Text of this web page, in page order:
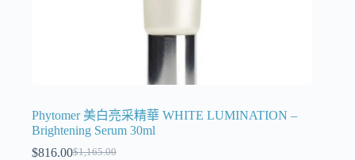
Phytomer 美白亮采精華 WHITE LUMINATION –
Brightening Serum 30ml
$1,165.00
$816.00